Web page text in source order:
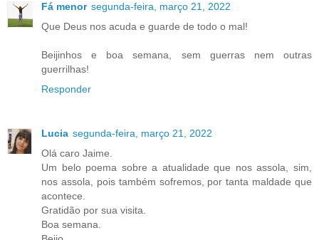
Fá menor segunda-feira, março 21, 2022
Que Deus nos acuda e guarde de todo o mal!
Beijinhos e boa semana, sem guerras nem outras
guerrilhas!
Responder
Lucia segunda-feira, março 21, 2022
Olá caro Jaime.
Um belo poema sobre a atualidade que nos assola, sim,
nos assola, pois também sofremos, por tanta maldade que
acontece.
Gratidão por sua visita.
Boa semana.